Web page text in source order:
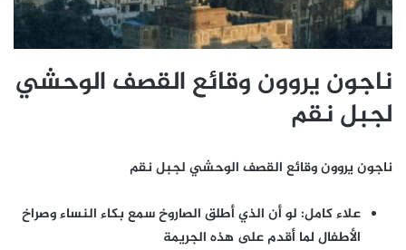
ناجون يروون وقائع القصف الوحشي
لجبل نقم
ناجون يروون وقائع القصف الوحشي لجبل نقم
علاء كامل: لو أن الذي أطلق الصاروخ سمع بكاء النساء وصراخ
الأطفال لما أقدم على هذه الجريمة